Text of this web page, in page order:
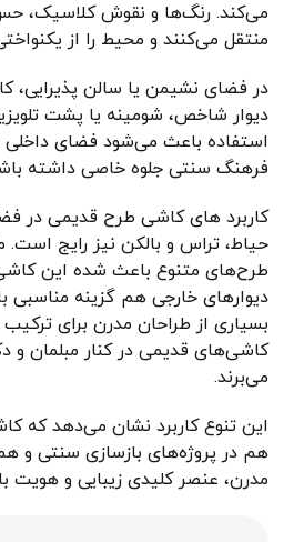
می‌کند. رنگ‌ها و نقوش کلاسیک،
منتقل می‌کنند و محیط را از
در فضای نشیمن یا سالن پذیرایی،
دیوار شاخص، شومینه یا پشت
استفاده باعث می‌شود فضای داخلی
فرهنگ سنتی جلوه خاصی داشته
کاربرد های کاشی طرح قدیمی در
حیاط، تراس و بالکن نیز رایج است.
طرح‌های متنوع باعث شده این
دیوارهای خارجی هم گزینه مناسبی
بسیاری از طراحان مدرن برای
کاشی‌های قدیمی در کنار مبلمان و
می‌برند.
این تنوع کاربرد نشان می‌دهد که
هم در پروژه‌های بازسازی سنتی و
مدرن، عنصر کلیدی زیبایی و هویت